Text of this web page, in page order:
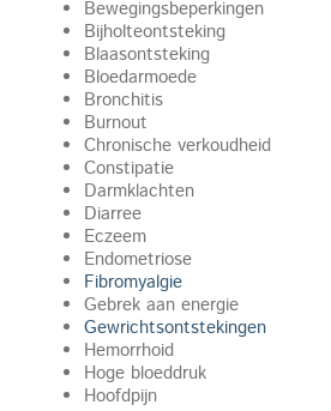
Bewegingsbeperkingen
Bijholteontsteking
Blaasontsteking
Bloedarmoede
Bronchitis
Burnout
Chronische verkoudheid
Constipatie
Darmklachten
Diarree
Eczeem
Endometriose
Fibromyalgie
Gebrek aan energie
Gewrichtsontstekingen
Hemorrhoid
Hoge bloeddruk
Hoofdpijn